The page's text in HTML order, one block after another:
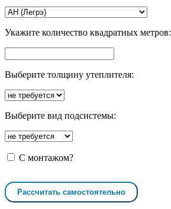
Укажите количество квадратных метров:
Выберите толщину утеплителя:
Выберите вид подсистемы:
С монтажом?
Рассчитать самостоятельно